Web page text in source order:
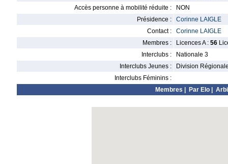
Accès personne à mobilité réduite :
NON
Présidence :
Corinne LAIGLE
Contact :
Corinne LAIGLE
Membres :
Licences A : 56
Interclubs :
Nationale 3
Interclubs Jeunes :
Division
Interclubs Féminins :
Membres
Par Elo